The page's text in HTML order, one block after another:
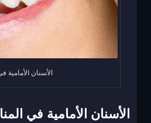
الأسنان الأمامية
الأسنان الأمامية في